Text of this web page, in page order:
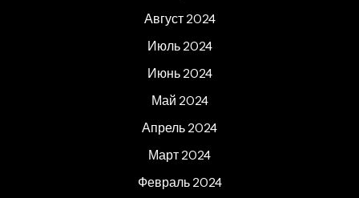
Август 2024
Июль 2024
Июнь 2024
Май 2024
Апрель 2024
Март 2024
Февраль 2024